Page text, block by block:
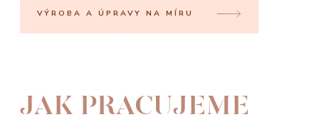
VÝROBA A ÚPRAVY NA MÍRU
JAK PRACUJEME